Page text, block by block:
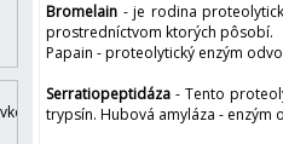
Bromelain - je rodina
prostredníctvom ktorých pôsobí.
Papain - proteolytický enzým
Serratiopeptidáza- Tento
trypsín. Hubová amyláza -